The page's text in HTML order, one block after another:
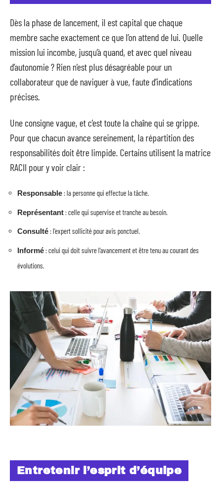
Dès la phase de lancement, il est capital que chaque
membre sache exactement ce que l’on attend de lui. Quelle
mission lui incombe, jusqu’à quand, et avec quel niveau
d’autonomie ? Rien n’est plus désagréable pour un
collaborateur que de naviguer à vue, faute d’indications
précises.
Une consigne vague, et c’est toute la chaîne qui se grippe.
Pour que chacun avance sereinement, la répartition des
responsabilités doit être limpide. Certains utilisent la matrice
RACII pour y voir clair :
Responsable : la personne qui effectue la tâche.
Représentant : celle qui supervise et tranche au besoin.
Consulté : l’expert sollicité pour avis ponctuel.
Informé : celui qui doit suivre l’avancement et être tenu au courant des
évolutions.
Entretenir l’esprit d’équipe